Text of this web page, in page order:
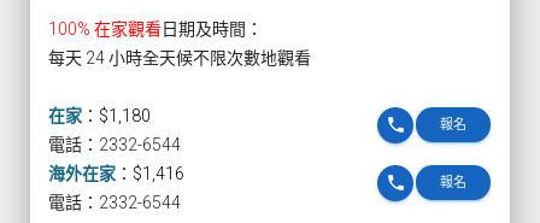
100% 在家觀看日期及時間：
每天 24 小時全天候不限次數地觀看
在家 ： $1,180 報名
phone
電話：2332-6544
海外在家 ： $1,416 報名
phone
電話：2332-6544